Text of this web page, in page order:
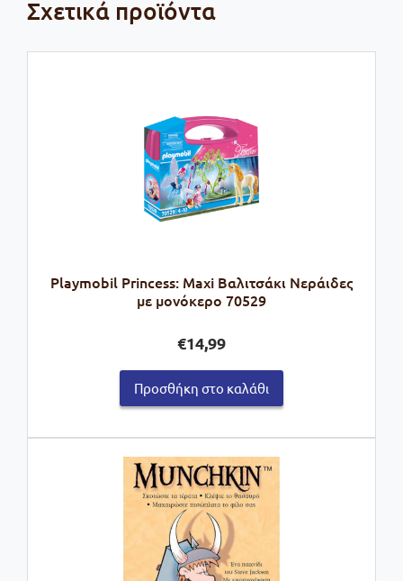
Σχετικά προϊόντα
Playmobil Princess: Maxi Βαλιτσάκι Νεράιδες
με μονόκερο 70529
€14,99
Προσθήκη στο καλάθι